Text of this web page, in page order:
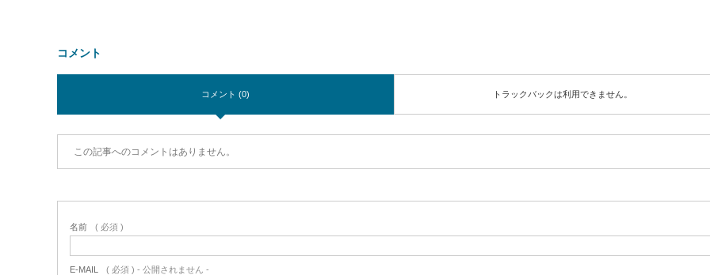
コメント
コメント (0) トラックバックは利用できません。
この記事へのコメントはありません。
名前 ( 必須 )
E-MAIL ( 必須 ) - 公開されません -